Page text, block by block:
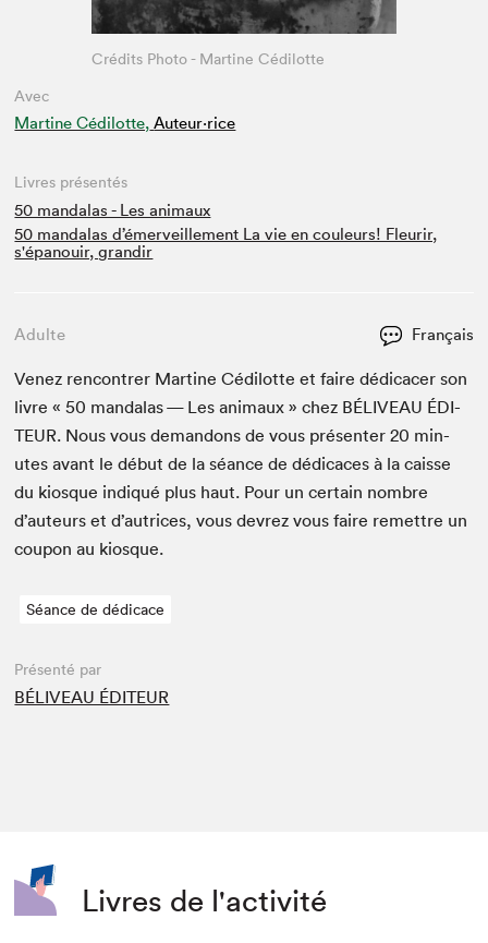
Avec
Martine Cédilotte, Auteur·rice
Crédits Photo - Martine Cédilotte
Livres présentés
50 mandalas - Les animaux
50 mandalas d’émerveillement La vie en couleurs! Fleurir,
s'épanouir, grandir
Adulte Français
Venez ren­con­tr­er Mar­tine Cédilotte et faire dédi­cac­er son
livre «50 man­dalas — Les ani­maux » chez BÉLIVEAU ÉDI­
TEUR. Nous vous deman­dons de vous présen­ter20 min­
utes avant le début de la séance de dédi­caces à la caisse
du kiosque indiqué plus haut. Pour un cer­tain nom­bre
d’auteurs et d’autrices, vous devrez vous faire remet­tre un
coupon au kiosque.
Séance de dédicace
Présenté par
BÉLIVEAU ÉDITEUR
Livres de l'activité